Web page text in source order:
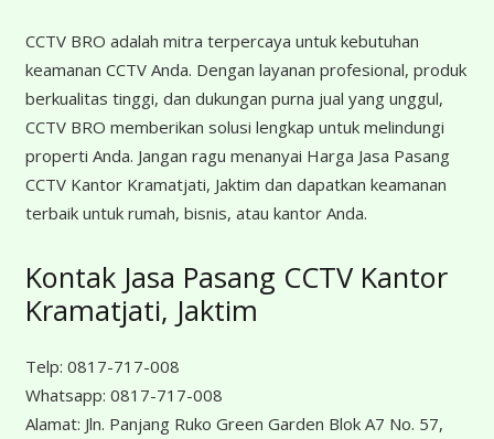
CCTV BRO adalah mitra terpercaya untuk kebutuhan
keamanan CCTV Anda. Dengan layanan profesional, produk
berkualitas tinggi, dan dukungan purna jual yang unggul,
CCTV BRO memberikan solusi lengkap untuk melindungi
properti Anda. Jangan ragu menanyai Harga Jasa Pasang
CCTV Kantor Kramatjati, Jaktim dan dapatkan keamanan
terbaik untuk rumah, bisnis, atau kantor Anda.
Kontak Jasa Pasang CCTV Kantor
Kramatjati, Jaktim
Telp: 0817-717-008
Whatsapp: 0817-717-008
Alamat: Jln. Panjang Ruko Green Garden Blok A7 No. 57,